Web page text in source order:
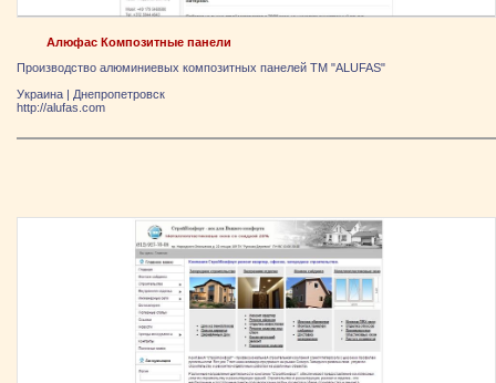
Алюфас Композитные панели
Производство алюминиевых композитных панелей ТМ "ALUFAS"
Украина | Днепропетровск
http://alufas.com